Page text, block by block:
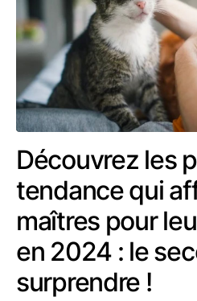
Découvrez les
tendance qui
maîtres pour
en 2024 : le
surprendre !